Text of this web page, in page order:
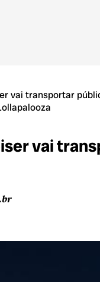
vai transportar
vai